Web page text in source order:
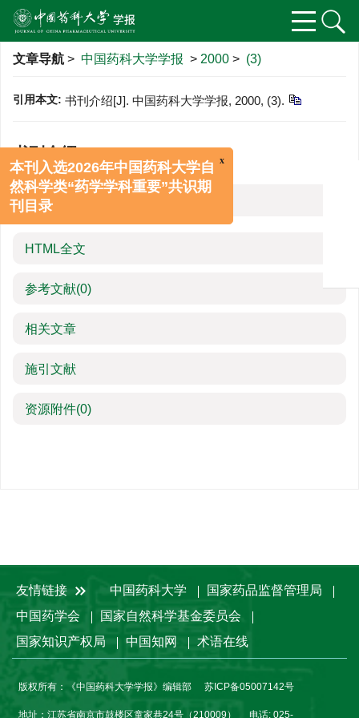
文章导航 > 中国药科大学学报 > 2000 > (3)
引用本文: 书刊介绍[J]. 中国药科大学学报, 2000, (3).
书刊介绍
摘要
HTML全文
参考文献(0)
相关文章
施引文献
资源附件(0)
友情链接 中国药科大学
国家药品监督管理局
中国药学会
国家自然科学基金委员会
国家知识产权局
中国知网 术语在线
版权所有：《中国药科大学学报》编辑部 苏ICP备05007142号
地址：江苏省南京市鼓楼区童家巷24号（210009） 电话: 025-
本刊入选2026年中国药科大学自
然科学类“药学学科重要”共识期
刊目录